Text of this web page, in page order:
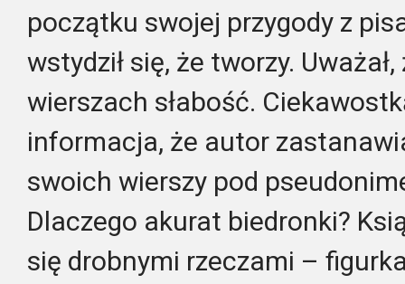
początku swojej przygody z
wstydził się, że tworzy.
wierszach słabość.
informacja, że autor
swoich wierszy pod
Dlaczego akurat biedronki?
się drobnymi rzeczami –